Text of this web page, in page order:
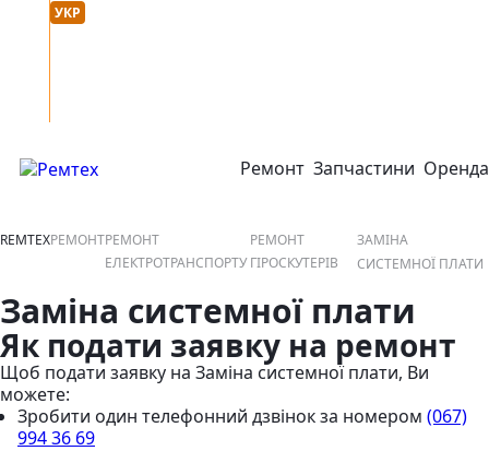
Мова сайту :
УКР
відкрити або закрити навігаційне меню
Ремонт Запчастини Оренда
REMTEXРЕМОНТРЕМОНТ
ЕЛЕКТРОТРАНСПОРТУ
РЕМОНТ
ГІРОСКУТЕРІВ
ЗАМІНА
СИСТЕМНОЇ ПЛАТИ
Заміна системної плати
Як подати заявку на ремонт
Щоб подати заявку на Заміна системної плати, Ви
можете:
Зробити один телефонний дзвінокза номером (067)
994 36 69